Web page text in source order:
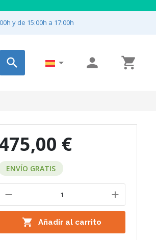
y de 15:00h a 17:00h
   
€
ENVÍO GRATIS
 Añadir al carrito